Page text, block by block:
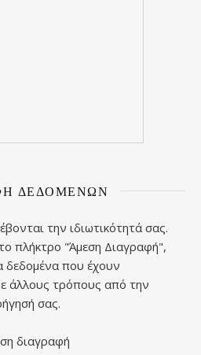
ΔΕΔΟΜΈΝΩΝ
την ιδιωτικότητά σας.
πλήκτρο "Άμεση Διαγραφή",
δεδομένα που έχουν
άλλους τρόπους από την
σας.
διαγραφή